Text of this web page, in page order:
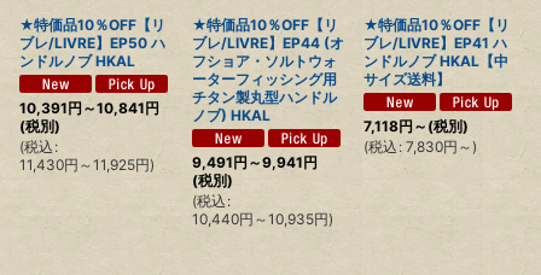
★特価品10％OFF【リ
ブレ/LIVRE】EP50 ハ
ンドルノブ HKAL
10,391円 ～10,841円
(税別)
(税込 :
11,430円 ～11,925円)
★特価品10％OFF【リ
ブレ/LIVRE】EP44 (オ
フショア・ソルトウォ
ーターフィッシング用
チタン製丸型ハンドル
ノブ) HKAL
9,491円 ～9,941円
(税別)
(税込 :
10,440円 ～10,935円)
★特価品10％OFF【リ
ブレ/LIVRE】EP41 ハ
ンドルノブ HKAL【中
サイズ送料】
7,118円 ～ (税別)
(税込 : 7,830円 ～)